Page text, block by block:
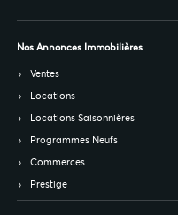
Nos Annonces Immobilières
Ventes
Locations
Locations Saisonnières
Programmes Neufs
Commerces
Prestige